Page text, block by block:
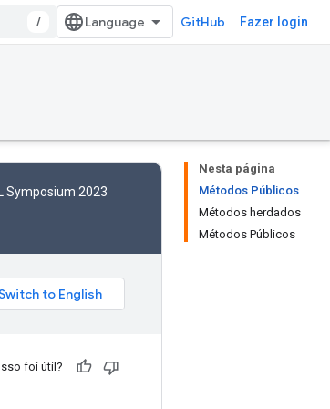
/ GitHub Fazer login
Nesta página
Métodos Públicos
Métodos herdados
Métodos Públicos
Symposium 2023
foi útil?